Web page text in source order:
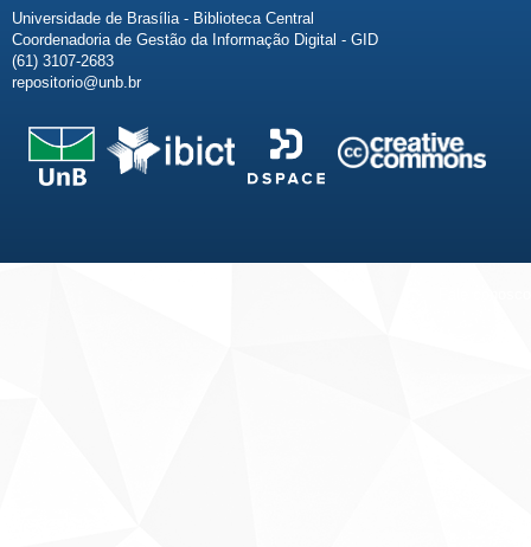
Universidade de Brasília - Biblioteca Central
Coordenadoria de Gestão da Informação Digital - GID
(61) 3107-2683
repositorio@unb.br